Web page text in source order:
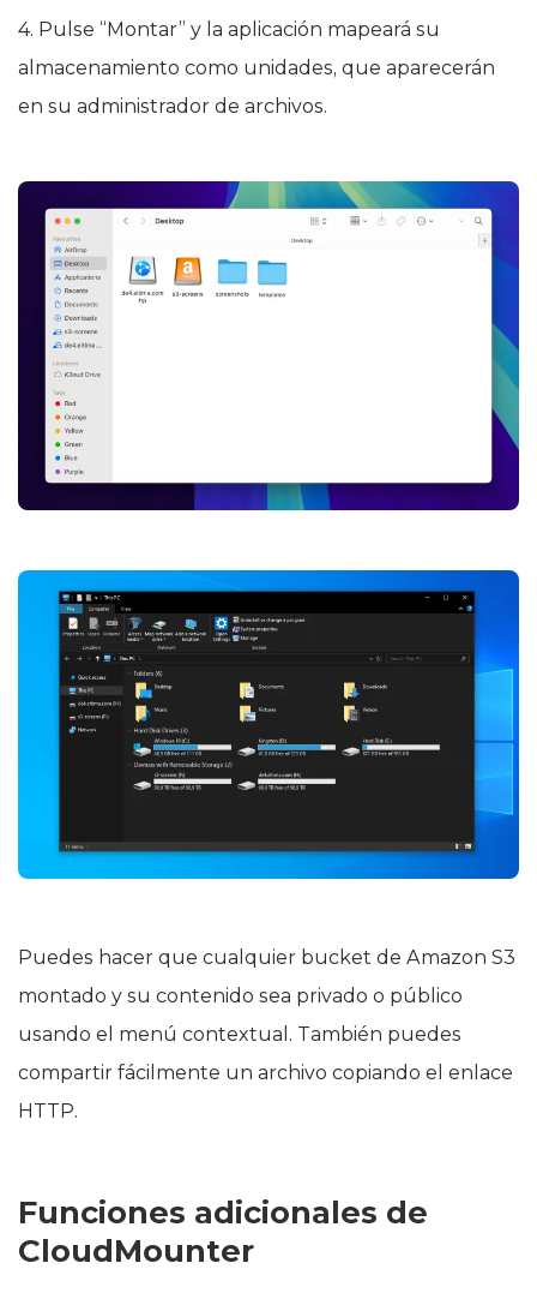
4. Pulse “Montar” y la aplicación mapeará su
almacenamiento como unidades, que aparecerán
en su administrador de archivos.
Puedes hacer que cualquier bucket de Amazon S3
montado y su contenido sea privado o público
usando el menú contextual. También puedes
compartir fácilmente un archivo copiando el enlace
HTTP.
Funciones adicionales de
CloudMounter